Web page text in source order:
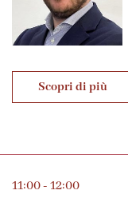
Scopri di più
11:00 - 12:00